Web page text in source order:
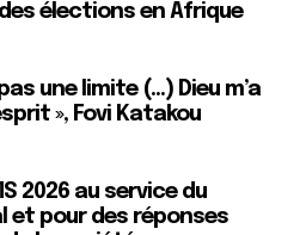
élections en Afrique
une limite (…) Dieu m’a
», Fovi Katakou
2026 au service du
et pour des réponses